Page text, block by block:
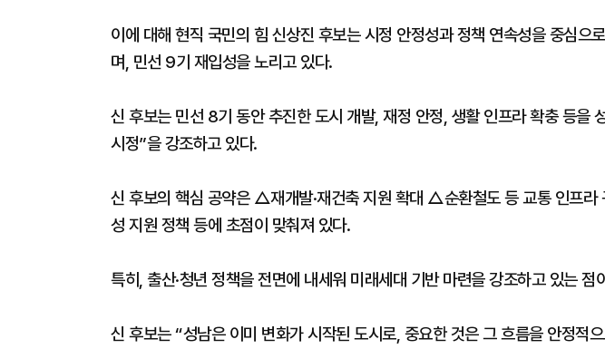
이에 대해 현직 국민의 힘 신상진 후보는 시정 안정성과 정책 연속성을 중심으
며, 민선 9기 재입성을 노리고 있다.
신 후보는 민선 8기 동안 추진한 도시 개발, 재정 안정, 생활 인프라 확충 등을
시정”을 강조하고 있다.
신 후보의 핵심 공약은 △재개발·재건축 지원 확대 △순환철도 등 교통 인프라
성 지원 정책 등에 초점이 맞춰져 있다.
특히, 출산·청년 정책을 전면에 내세워 미래세대 기반 마련을 강조하고 있는 점
신 후보는 “성남은 이미 변화가 시작된 도시로, 중요한 것은 그 흐름을 안정적